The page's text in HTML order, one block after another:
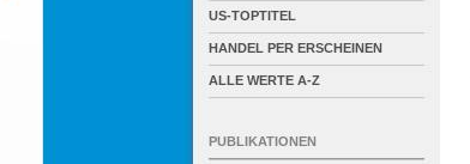
US-TOPTITEL
HANDEL PER ERSCHEINEN
ALLE WERTE A-Z
PUBLIKATIONEN